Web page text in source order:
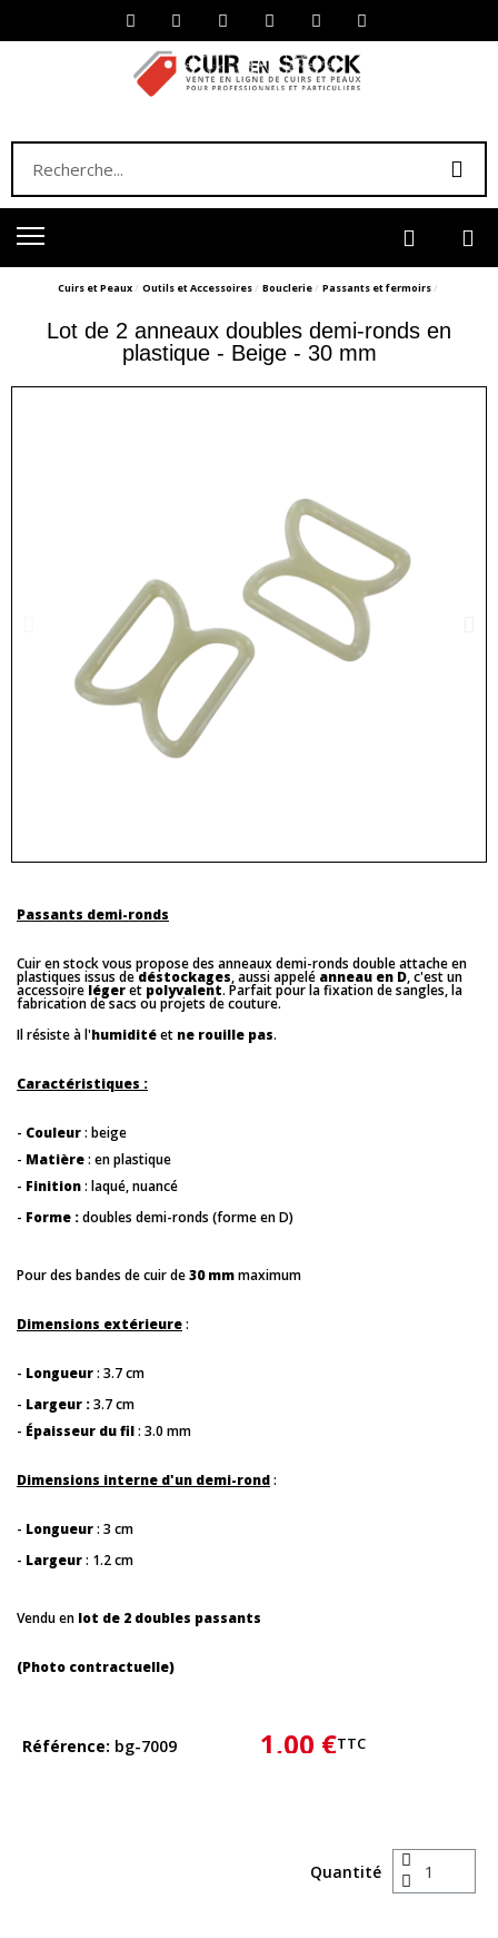
Cuirs et Peaux Outils et Accessoires Bouclerie Passants et fermoirs
Lot de 2 anneaux doubles demi-ronds en
plastique - Beige - 30 mm
Passants demi-ronds
Cuir en stock vous propose des anneaux demi-ronds double attache en
plastiques issus dedéstockages, aussi appelé anneau en D, c'est un
accessoire légeret polyvalent. Parfait pour la fixation de sangles, la
fabrication de sacs ou projets de couture.
Il résiste à l'humiditéet ne rouille pas.
Caractéristiques :
- Couleur: beige
- Matière: en plastique
- Finition: laqué, nuancé
- Forme :doubles demi-ronds (forme en D)
Pour des bandes de cuir de30 mmmaximum
Dimensions extérieure:
- Longueur: 3.7 cm
- Largeur :3.7 cm
- Épaisseur du fil: 3.0 mm
Dimensions interne d'un demi-rond:
- Longueur: 3 cm
- Largeur: 1.2 cm
Vendu en lot de 2 doubles passants
(Photo contractuelle)
Référence bg-7009 1,00 €TTC
Quantité